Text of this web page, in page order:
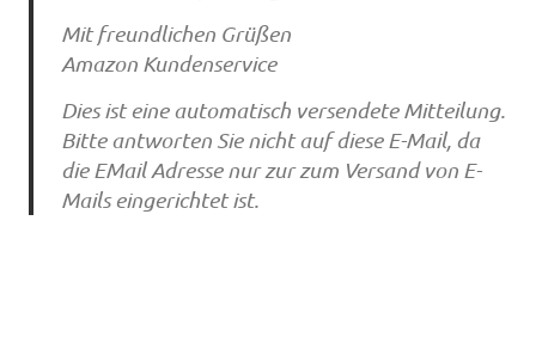
Mit freundlichen Grüßen
Amazon Kundenservice
Dies ist eine automatisch versendete Mitteilung.
Bitte antworten Sie nicht auf diese E-Mail, da
die EMail Adresse nur zur zum Versand von E-
Mails eingerichtet ist.